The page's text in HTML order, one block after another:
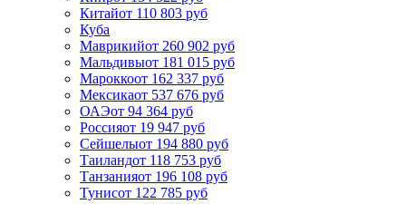
Китайот 110 803 руб
Куба
Маврикийот 260 902 руб
Мальдивыот 181 015 руб
Мароккоот 162 337 руб
Мексикаот 537 676 руб
ОАЭот 94 364 руб
Россияот 19 947 руб
Сейшелыот 194 880 руб
Таиландот 118 753 руб
Танзанияот 196 108 руб
Тунисот 122 785 руб